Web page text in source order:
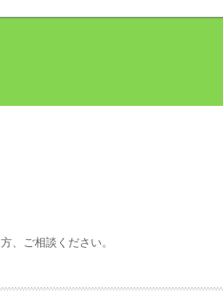
、ご相談ください。